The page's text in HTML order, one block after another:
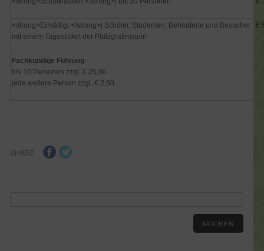
<strong>Ermäßigt </strong>| Schüler, Studenten, Behinderte und Besucher
mit einem Tagesticket der Pfalzgrafenstein
€
Fachkundige Führung
bis 10 Personen zzgl. € 25,00
jede weitere Person zzgl. € 2,50
SHARE
SUCHEN